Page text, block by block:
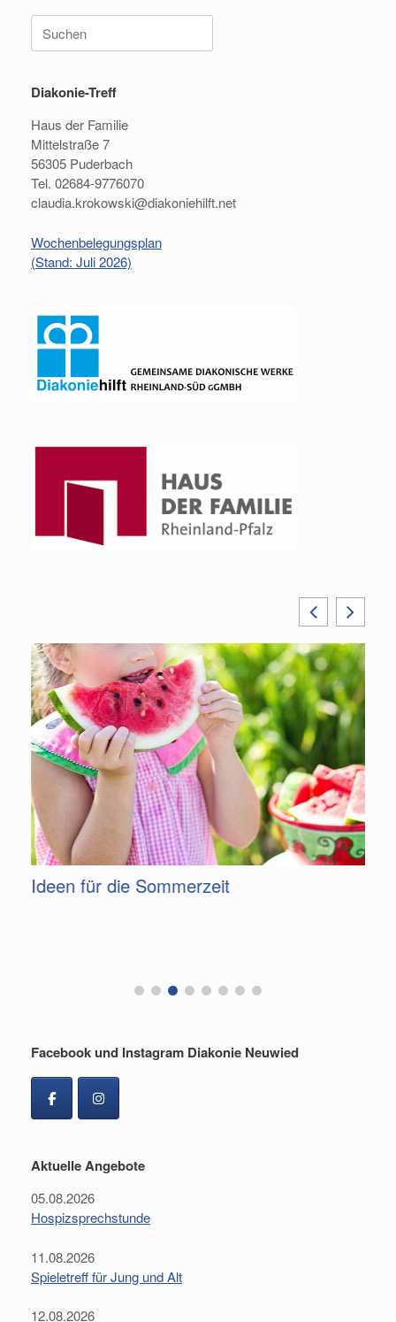
nach:
Diakonie-Treff
Haus der Familie
Mittelstraße 7
56305 Puderbach
Tel. 02684-9776070
claudia.krokowski@diakoniehilft.net
Wochenbelegungsplan
(Stand: Juli 2026)
Ideen für die Sommerzeit
Facebook und Instagram Diakonie Neuwied
Aktuelle Angebote
05.08.2026
Hospizsprechstunde
11.08.2026
Spieletreff für Jung und Alt
12.08.2026